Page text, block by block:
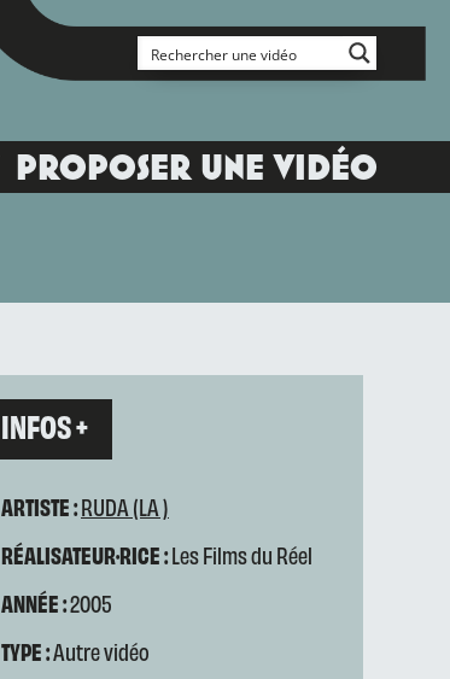
PROPOSER UNE VIDÉO
INFOS +
ARTISTE :RUDA (LA )
RÉALISATEUR·RICE :Les Films du Réel
ANNÉE :2005
TYPE :Autre vidéo